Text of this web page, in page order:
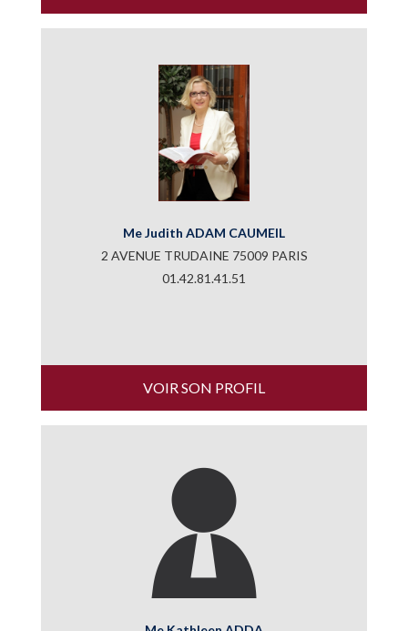
Me Judith ADAM CAUMEIL
2 AVENUE TRUDAINE 75009 PARIS
01.42.81.41.51
VOIR SON PROFIL